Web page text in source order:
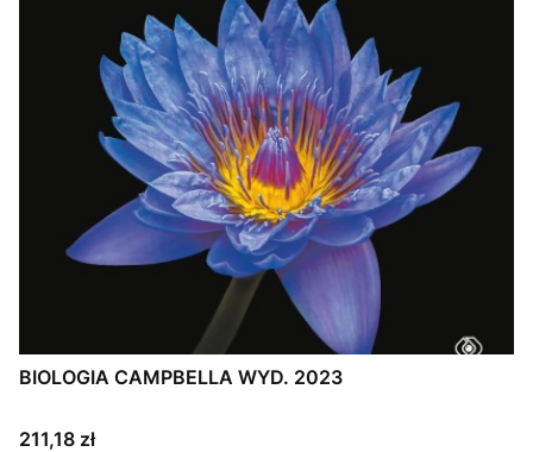
BIOLOGIA CAMPBELLA WYD. 2023
Cena
211,18 zł